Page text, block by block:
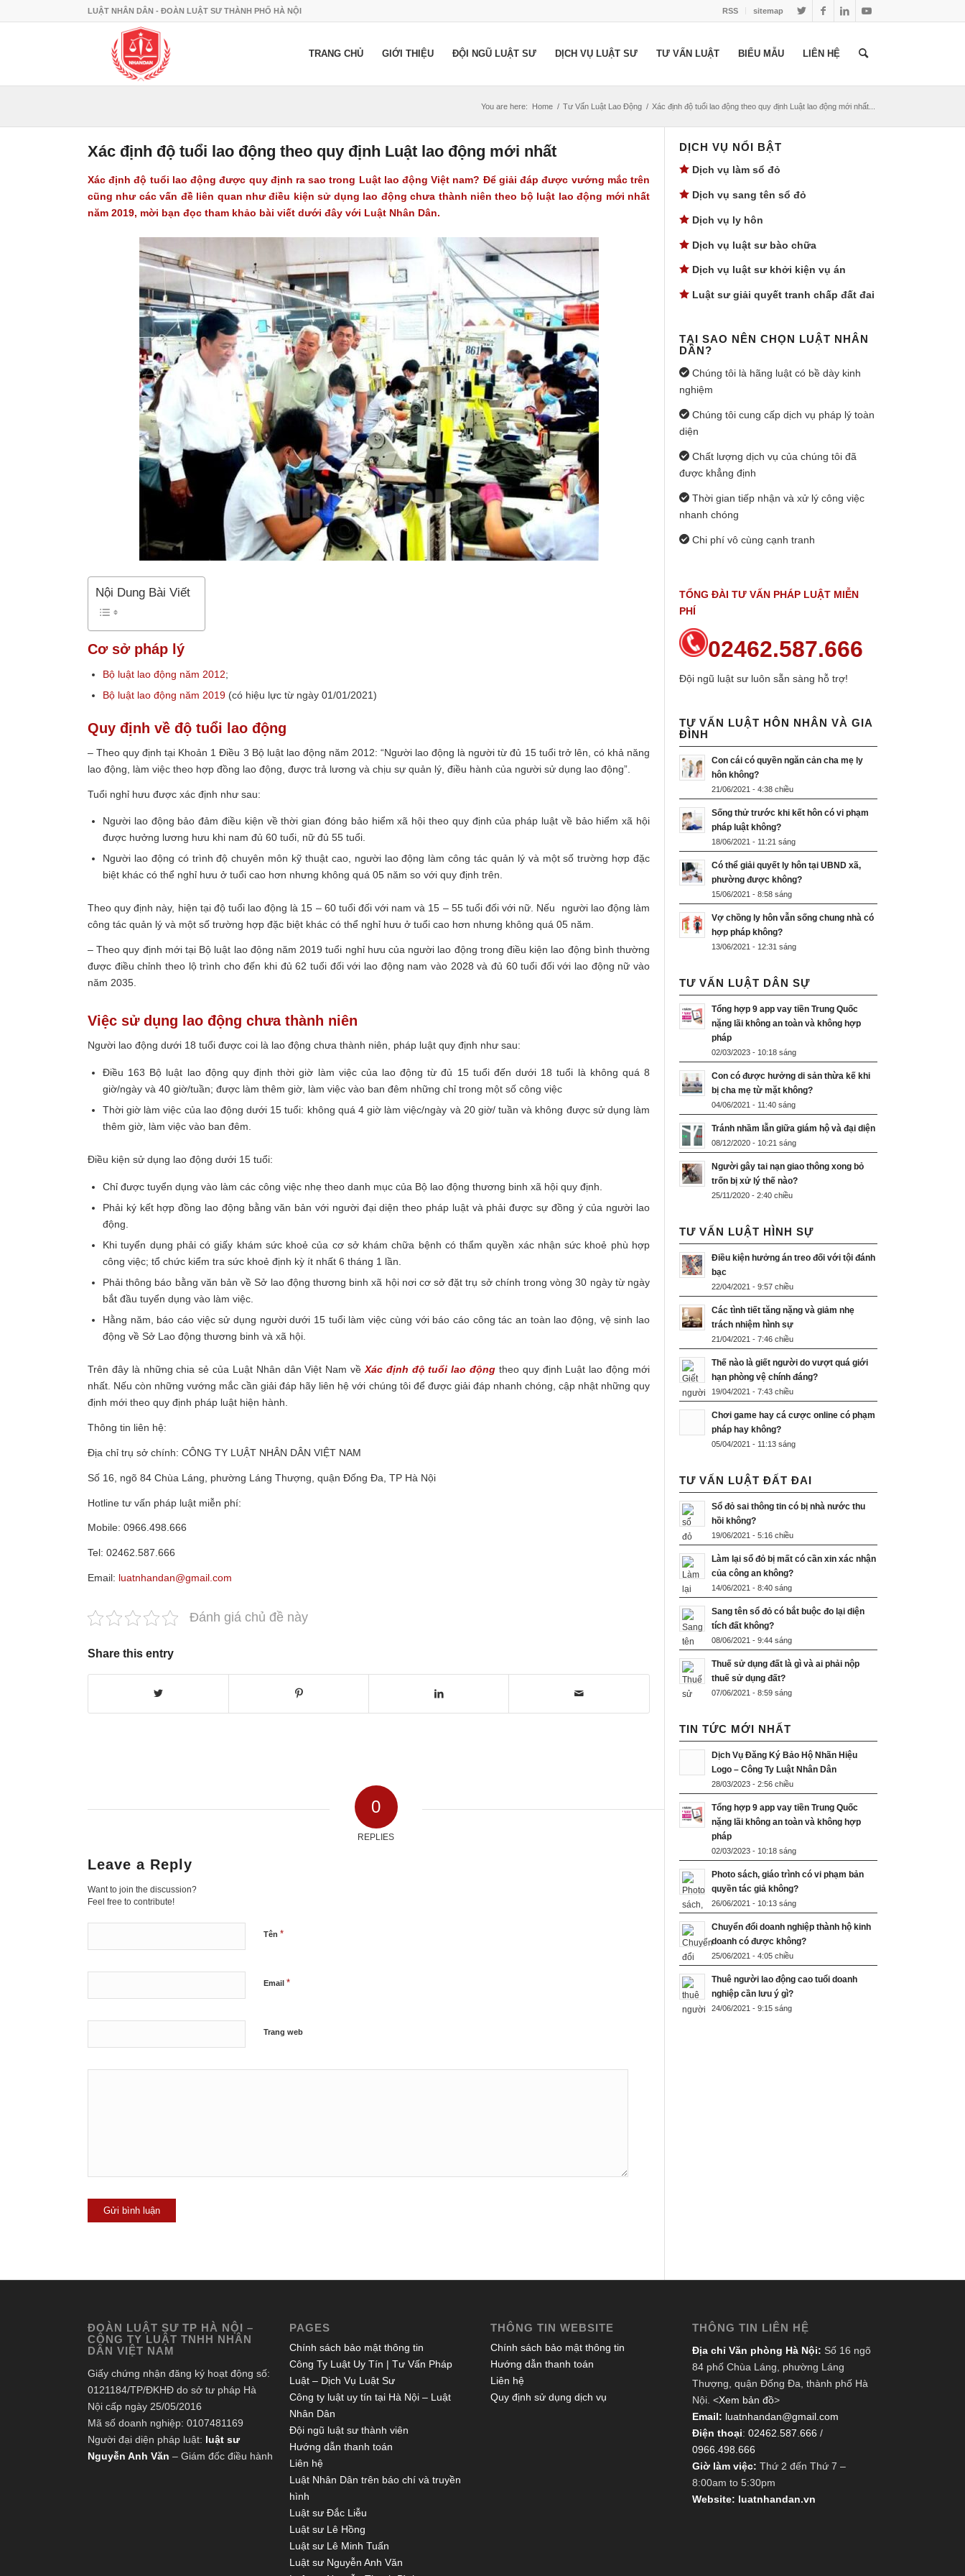
RSS sitemap
LUẬT NHÂN DÂN - ĐOÀN LUẬT SƯ THÀNH PHỐ HÀ NỘI
TRANG CHỦ GIỚI THIỆU ĐỘI NGŨ LUẬT SƯ DỊCH VỤ LUẬT SƯ TƯ VẤN LUẬT BIỂU MẪU LIÊN HỆ
You are here: Home / Tư Vấn Luật Lao Động / Xác định độ tuổi lao động theo quy định Luật lao động mới nhất...
Xác định độ tuổi lao động theo quy định Luật lao động mới nhất
Xác định độ tuổi lao động được quy định ra sao trong Luật lao động Việt nam? Để giải đáp được vướng mắc trên
cũng như các vấn đề liên quan như điều kiện sử dụng lao động chưa thành niên theo bộ luật lao động mới nhất
năm 2019, mời bạn đọc tham khảo bài viết dưới đây với Luật Nhân Dân.
Nội Dung Bài Viết
Cơ sở pháp lý
Bộ luật lao động năm 2012;
Bộ luật lao động năm 2019 (có hiệu lực từ ngày 01/01/2021)
Quy định về độ tuổi lao động
– Theo quy định tại Khoản 1 Điều 3 Bộ luật lao động năm 2012: “Người lao động là người từ đủ 15 tuổi trở lên, có khả năng
lao động, làm việc theo hợp đồng lao động, được trả lương và chịu sự quản lý, điều hành của người sử dụng lao động”.
Tuổi nghỉ hưu được xác định như sau:
Người lao động bảo đảm điều kiện về thời gian đóng bảo hiểm xã hội theo quy định của pháp luật về bảo hiểm xã hội
được hưởng lương hưu khi nam đủ 60 tuổi, nữ đủ 55 tuổi.
Người lao động có trình độ chuyên môn kỹ thuật cao, người lao động làm công tác quản lý và một số trường hợp đặc
biệt khác có thể nghỉ hưu ở tuổi cao hơn nhưng không quá 05 năm so với quy định trên.
Theo quy định này, hiện tại độ tuổi lao động là 15 – 60 tuổi đối với nam và 15 – 55 tuổi đối với nữ. Nếu người lao động làm
công tác quản lý và một số trường hợp đặc biệt khác có thể nghỉ hưu ở tuổi cao hơn nhưng không quá 05 năm.
– Theo quy định mới tại Bộ luật lao động năm 2019 tuổi nghỉ hưu của người lao động trong điều kiện lao động bình thường
được điều chỉnh theo lộ trình cho đến khi đủ 62 tuổi đối với lao động nam vào 2028 và đủ 60 tuổi đối với lao động nữ vào
năm 2035.
Việc sử dụng lao động chưa thành niên
Người lao động dưới 18 tuổi được coi là lao động chưa thành niên, pháp luật quy định như sau:
Điều 163 Bộ luật lao động quy định thời giờ làm việc của lao động từ đủ 15 tuổi đến dưới 18 tuổi là không quá 8
giờ/ngày và 40 giờ/tuần; được làm thêm giờ, làm việc vào ban đêm những chỉ trong một số công việc
Thời giờ làm việc của lao động dưới 15 tuổi: không quá 4 giờ làm việc/ngày và 20 giờ/ tuần và không được sử dụng làm
thêm giờ, làm việc vào ban đêm.
Điều kiện sử dụng lao động dưới 15 tuổi:
Chỉ được tuyển dụng vào làm các công việc nhẹ theo danh mục của Bộ lao động thương binh xã hội quy định.
Phải ký kết hợp đồng lao động bằng văn bản với người đại diện theo pháp luật và phải được sự đồng ý của người lao
động.
Khi tuyển dụng phải có giấy khám sức khoẻ của cơ sở khám chữa bệnh có thẩm quyền xác nhận sức khoẻ phù hợp
công việc; tổ chức kiểm tra sức khoẻ định kỳ ít nhất 6 tháng 1 lần.
Phải thông báo bằng văn bản về Sở lao động thương binh xã hội nơi cơ sở đặt trụ sở chính trong vòng 30 ngày từ ngày
bắt đầu tuyển dụng vào làm việc.
Hằng năm, báo cáo việc sử dụng người dưới 15 tuổi làm việc cùng với báo cáo công tác an toàn lao động, vệ sinh lao
động về Sở Lao động thương binh và xã hội.
Trên đây là những chia sẻ của Luật Nhân dân Việt Nam về Xác định độ tuổi lao động theo quy định Luật lao động mới
nhất. Nếu còn những vướng mắc cần giải đáp hãy liên hệ với chúng tôi để được giải đáp nhanh chóng, cập nhật những quy
định mới theo quy định pháp luật hiện hành.
Thông tin liên hệ:
Địa chỉ trụ sở chính: CÔNG TY LUẬT NHÂN DÂN VIỆT NAM
Số 16, ngõ 84 Chùa Láng, phường Láng Thượng, quận Đống Đa, TP Hà Nội
Hotline tư vấn pháp luật miễn phí:
Mobile: 0966.498.666
Tel: 02462.587.666
Email: luatnhandan@gmail.com
Đánh giá chủ đề này
Share this entry
0
REPLIES
Leave a Reply
Want to join the discussion?
Feel free to contribute!
Tên *
Email *
Trang web
DỊCH VỤ NỔI BẬT
Dịch vụ làm sổ đỏ
Dịch vụ sang tên sổ đỏ
Dịch vụ ly hôn
Dịch vụ luật sư bào chữa
Dịch vụ luật sư khởi kiện vụ án
Luật sư giải quyết tranh chấp đất đai
TẠI SAO NÊN CHỌN LUẬT NHÂN
DÂN?
Chúng tôi là hãng luật có bề dày kinh
nghiệm
Chúng tôi cung cấp dịch vụ pháp lý toàn
diện
Chất lượng dịch vụ của chúng tôi đã
được khẳng định
Thời gian tiếp nhận và xử lý công việc
nhanh chóng
Chi phí vô cùng cạnh tranh
TỔNG ĐÀI TƯ VẤN PHÁP LUẬT MIỄN
PHÍ
02462.587.666
Đội ngũ luật sư luôn sẵn sàng hỗ trợ!
TƯ VẤN LUẬT HÔN NHÂN VÀ GIA
ĐÌNH
Con cái có quyền ngăn cản cha mẹ ly
hôn không?
21/06/2021 - 4:38 chiều
Sống thử trước khi kết hôn có vi phạm
pháp luật không?
18/06/2021 - 11:21 sáng
Có thể giải quyết ly hôn tại UBND xã,
phường được không?
15/06/2021 - 8:58 sáng
Vợ chồng ly hôn vẫn sống chung nhà có
hợp pháp không?
13/06/2021 - 12:31 sáng
TƯ VẤN LUẬT DÂN SỰ
Tổng hợp 9 app vay tiền Trung Quốc
nặng lãi không an toàn và không hợp
pháp
02/03/2023 - 10:18 sáng
Con có được hưởng di sản thừa kế khi
bị cha mẹ từ mặt không?
04/06/2021 - 11:40 sáng
Tránh nhầm lẫn giữa giám hộ và đại diện
08/12/2020 - 10:21 sáng
Người gây tai nạn giao thông xong bỏ
trốn bị xử lý thế nào?
25/11/2020 - 2:40 chiều
TƯ VẤN LUẬT HÌNH SỰ
Điều kiện hưởng án treo đối với tội đánh
bạc
22/04/2021 - 9:57 chiều
Các tình tiết tăng nặng và giảm nhẹ
trách nhiệm hình sự
21/04/2021 - 7:46 chiều
Thế nào là giết người do vượt quá giới
hạn phòng vệ chính đáng?
19/04/2021 - 7:43 chiều
Chơi game hay cá cược online có phạm
pháp hay không?
05/04/2021 - 11:13 sáng
TƯ VẤN LUẬT ĐẤT ĐAI
Sổ đỏ sai thông tin có bị nhà nước thu
hồi không?
19/06/2021 - 5:16 chiều
Làm lại sổ đỏ bị mất có cần xin xác nhận
của công an không?
14/06/2021 - 8:40 sáng
Sang tên sổ đỏ có bắt buộc đo lại diện
tích đất không?
08/06/2021 - 9:44 sáng
Thuế sử dụng đất là gì và ai phải nộp
thuế sử dụng đất?
07/06/2021 - 8:59 sáng
TIN TỨC MỚI NHẤT
Dịch Vụ Đăng Ký Bảo Hộ Nhãn Hiệu
Logo – Công Ty Luật Nhân Dân
28/03/2023 - 2:56 chiều
Tổng hợp 9 app vay tiền Trung Quốc
nặng lãi không an toàn và không hợp
pháp
02/03/2023 - 10:18 sáng
Photo sách, giáo trình có vi phạm bản
quyền tác giả không?
26/06/2021 - 10:13 sáng
Chuyển đổi doanh nghiệp thành hộ kinh
doanh có được không?
25/06/2021 - 4:05 chiều
Thuê người lao động cao tuổi doanh
nghiệp cần lưu ý gì?
24/06/2021 - 9:15 sáng
ĐOÀN LUẬT SƯ TP HÀ NỘI –
CÔNG TY LUẬT TNHH NHÂN
DÂN VIỆT NAM
Giấy chứng nhận đăng ký hoạt động số:
0121184/TP/ĐKHĐ do sở tư pháp Hà
Nội cấp ngày 25/05/2016
Mã số doanh nghiệp: 0107481169
Người đại diện pháp luật: luật sư
Nguyễn Anh Văn – Giám đốc điều hành
PAGES
Chính sách bảo mật thông tin
Công Ty Luật Uy Tín | Tư Vấn Pháp
Luật – Dịch Vụ Luật Sư
Công ty luật uy tín tại Hà Nội – Luật
Nhân Dân
Đội ngũ luật sư thành viên
Hướng dẫn thanh toán
Liên hệ
Luật Nhân Dân trên báo chí và truyền
hình
Luật sư Đắc Liễu
Luật sư Lê Hồng
Luật sư Lê Minh Tuấn
Luật sư Nguyễn Anh Văn
THÔNG TIN WEBSITE
Chính sách bảo mật thông tin
Hướng dẫn thanh toán
Liên hệ
Quy định sử dụng dịch vụ
THÔNG TIN LIÊN HỆ
Địa chỉ Văn phòng Hà Nội: Số 16 ngõ
84 phố Chùa Láng, phường Láng
Thượng, quận Đống Đa, thành phố Hà
Nội. <Xem bản đồ>
Email: luatnhandan@gmail.com
Điện thoại: 02462.587.666 /
0966.498.666
Giờ làm việc: Thứ 2 đến Thứ 7 –
8:00am to 5:30pm
Website: luatnhandan.vn